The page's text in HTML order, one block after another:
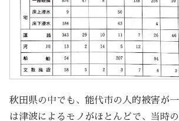
秋田県の中でも、能代市の人的被害が
は津波によるモノがほとんどで、当時